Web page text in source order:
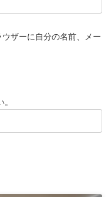
ザーに自分の名前、メー